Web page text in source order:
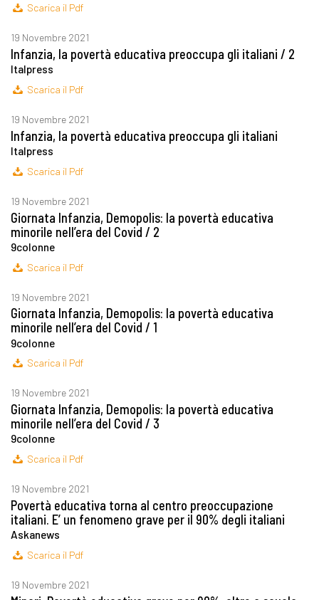
Scarica il Pdf
19 Novembre 2021
Infanzia, la povertà educativa preoccupa gli italiani / 2
Italpress
Scarica il Pdf
19 Novembre 2021
Infanzia, la povertà educativa preoccupa gli italiani
Italpress
Scarica il Pdf
19 Novembre 2021
Giornata Infanzia, Demopolis: la povertà educativa
minorile nell’era del Covid / 2
9colonne
Scarica il Pdf
19 Novembre 2021
Giornata Infanzia, Demopolis: la povertà educativa
minorile nell’era del Covid / 1
9colonne
Scarica il Pdf
19 Novembre 2021
Giornata Infanzia, Demopolis: la povertà educativa
minorile nell’era del Covid / 3
9colonne
Scarica il Pdf
19 Novembre 2021
Povertà educativa torna al centro preoccupazione
italiani. E’ un fenomeno grave per il 90% degli italiani
Askanews
Scarica il Pdf
19 Novembre 2021